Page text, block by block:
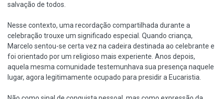
salvação de todos.
Nesse contexto, uma recordação compartilhada durante a
celebração trouxe um significado especial. Quando criança,
Marcelo sentou-se certa vez na cadeira destinada ao celebrante e
foi orientado por um religioso mais experiente. Anos depois,
aquela mesma comunidade testemunhava sua presença naquele
lugar, agora legitimamente ocupado para presidir a Eucaristia.